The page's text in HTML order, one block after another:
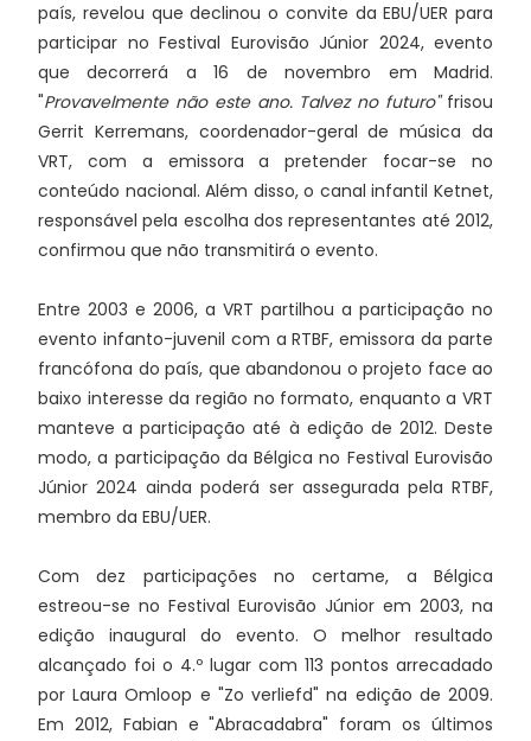
país, revelou que declinou o convite da EBU/UER para
participar no Festival Eurovisão Júnior 2024, evento
que decorrerá a 16 de novembro em Madrid.
"Provavelmente não este ano. Talvez no futuro"frisou
Gerrit Kerremans, coordenador-geral de música da
VRT, com a emissora a pretender focar-se no
conteúdo nacional. Além disso, o canal infantil Ketnet,
responsável pela escolha dos representantes até 2012,
confirmou que não transmitirá o evento.
Entre 2003 e 2006, a VRT partilhou a participação no
evento infanto-juvenil com a RTBF, emissora da parte
francófona do país, que abandonou o projeto face ao
baixo interesse da região no formato, enquanto a VRT
manteve a participação até à edição de 2012. Deste
modo, a participação da Bélgica no Festival Eurovisão
Júnior 2024 ainda poderá ser assegurada pela RTBF,
membro da EBU/UER.
Com dez participações no certame, a Bélgica
estreou-se no Festival Eurovisão Júnior em 2003, na
edição inaugural do evento. O melhor resultado
alcançado foi o 4.º lugar com 113 pontos arrecadado
por Laura Omloop e "Zo verliefd" na edição de 2009.
Em 2012, Fabian e "Abracadabra" foram os últimos